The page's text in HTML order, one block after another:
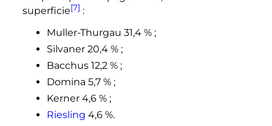
superficie[7] :
Muller-Thurgau 31,4 % ;
Silvaner 20,4 % ;
Bacchus 12,2 % ;
Domina 5,7 % ;
Kerner 4,6 % ;
Riesling 4,6 %.